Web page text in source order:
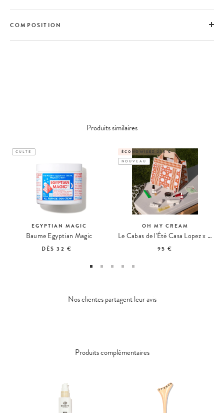
COMPOSITION
Produits similaires
CULTE
EGYPTIAN MAGIC
Baume Egyptian Magic
DÈS32 €
ÉCONOMISEZ 235 €
NOUVEAU
OH MY CREAM
Le Cabas de l'Été Casa Lopez x Oh My Cream
95 €
Nos clientes partagent leur avis
Produits complémentaires